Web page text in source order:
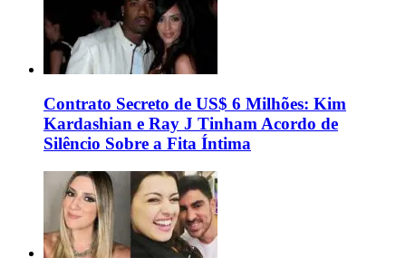
Contrato Secreto de US$ 6 Milhões: Kim
Kardashian e Ray J Tinham Acordo de
Silêncio Sobre a Fita Íntima